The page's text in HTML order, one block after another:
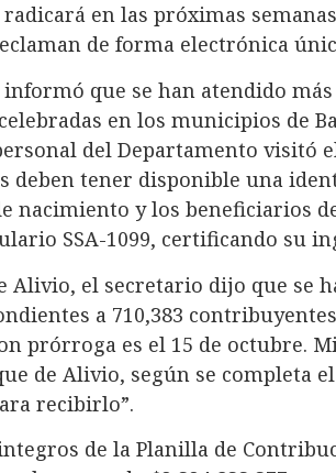
en las próximas
de forma electrónica
que se han atendido más
en los municipios de
del Departamento visitó
deben tener disponible una
nacimiento y los beneficiarios
SSA-1099, certificando su
Alivio, el secretario dijo que se
a 710,383
prórroga es el 15 de octubre.
de Alivio, según se completa
recibirlo”.
de la Planilla de